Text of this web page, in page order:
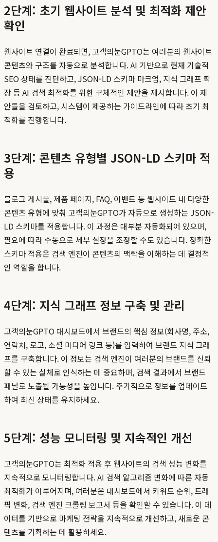
2단계: 초기 웹사이트 분석 및 최적화 제안
확인
웹사이트 연결이 완료되면, 고객의눈GPTO는 여러분의 웹사이트
콘텐츠와 구조를 자동으로 분석합니다. AI 기반으로 현재 기술적
SEO 상태를 진단하고, JSON-LD 스키마 마크업, 지식 그래프 확
장 등 AI 검색 최적화를 위한 구체적인 제안을 제시합니다. 이 제
안들을 검토하고, 시스템이 제공하는 가이드라인에 따라 초기 최
적화를 진행합니다.
3단계: 콘텐츠 유형별 JSON-LD 스키마 적
용
블로그 게시물, 제품 페이지, FAQ, 이벤트 등 웹사이트 내 다양한
콘텐츠 유형에 맞춰 고객의눈GPTO가 자동으로 생성하는 JSON-
LD 스키마를 적용합니다. 이 과정은 대부분 자동화되어 있으며,
필요에 따라 수동으로 세부 설정을 조정할 수도 있습니다. 정확한
스키마 적용은 검색 엔진이 콘텐츠의 맥락을 이해하는 데 결정적
인 역할을 합니다.
4단계: 지식 그래프 정보 구축 및 관리
고객의눈GPTO 대시보드에서 브랜드의 핵심 정보(회사명, 주소,
연락처, 로고, 소셜 미디어 링크 등)를 입력하여 브랜드 지식 그래
프를 구축합니다. 이 정보는 검색 엔진이 여러분의 브랜드를 신뢰
할 수 있는 실체로 인식하는 데 중요하며, 검색 결과에서 브랜드
패널로 노출될 가능성을 높입니다. 주기적으로 정보를 업데이트
하여 최신 상태를 유지하세요.
5단계: 성능 모니터링 및 지속적인 개선
고객의눈GPTO는 최적화 적용 후 웹사이트의 검색 성능 변화를
지속적으로 모니터링합니다. AI 검색 알고리즘 변화에 따른 자동
최적화가 이루어지며, 여러분은 대시보드에서 키워드 순위, 트래
픽 변화, 검색 엔진 크롤링 보고서 등을 확인할 수 있습니다. 이 데
이터를 기반으로 마케팅 전략을 지속적으로 개선하고, 새로운 콘
텐츠를 기획하는 데 활용하세요.